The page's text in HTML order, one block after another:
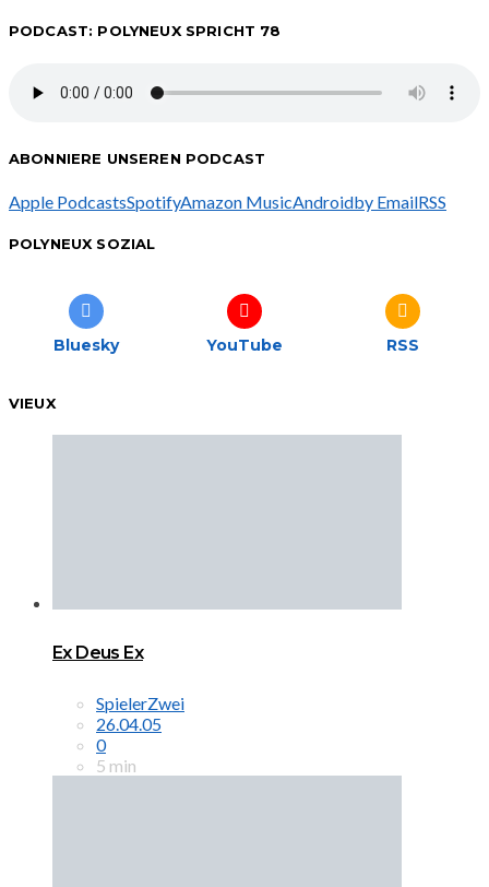
PODCAST: POLYNEUX SPRICHT 78
ABONNIERE UNSEREN PODCAST
Apple PodcastsSpotifyAmazon MusicAndroidby EmailRSS
POLYNEUX SOZIAL
Bluesky YouTube RSS
VIEUX
Ex Deus Ex
SpielerZwei
26.04.05
0
5 min